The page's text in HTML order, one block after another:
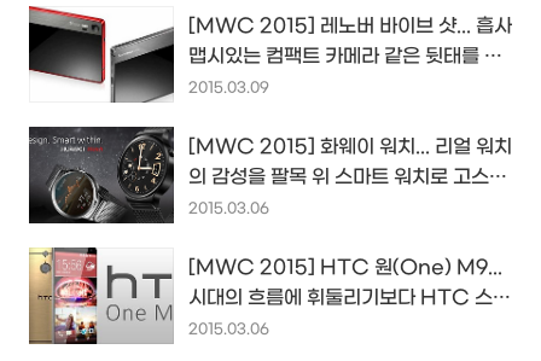
[MWC 2015] 레노버 바이브 샷... 흡사
맵시있는 컴팩트 카메라 같은 뒷태를 가
진 카메라폰...
2015.03.09
[MWC 2015] 화웨이 워치... 리얼 워치
의 감성을 팔목 위 스마트 워치로 고스란
히 옮겨오다...
2015.03.06
[MWC 2015] HTC 원(One) M9...
시대의 흐름에 휘둘리기보다 HTC 스마
트폰 만의 길을 간다...
2015.03.06